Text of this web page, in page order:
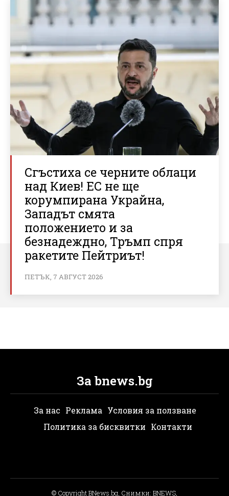
Сгъстиха се черните облаци
над Киев! ЕС не ще
корумпирана Украйна,
Западът смята
положението и за
безнадеждно, Тръмп спря
ракетите Пейтриът!
ПЕТЪК, 7 АВГУСТ 2026
За bnews.bg
За нас Реклама Условия за ползване
Политика за бисквитки Контакти
© Copyright BNews.bg, Снимки: BNEWS,